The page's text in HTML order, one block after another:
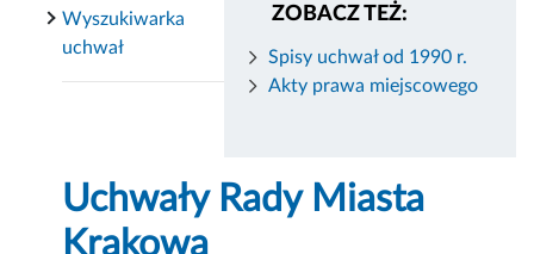
ZOBACZ TEŻ:
Spisy uchwał od 1990 r.
Akty prawa miejscowego
Wyszukiwarka
uchwał
Uchwały Rady Miasta
Krakowa